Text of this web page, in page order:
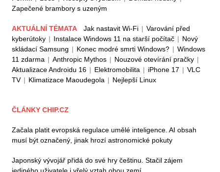
Zapečené brambory s uzeným
AKTUÁLNÍ TÉMATA Jak nastavit Wi-Fi | Varování před
kyberútoky | Instalace Windows 11 na starší počítač | Nový
skládací Samsung | Konec modré smrti Windows? | Windows
11 zdarma | Anthropic Mythos | Nouzové otevírání pračky |
Aktualizace Androidu 16 | Elektromobilita | iPhone 17 | VLC
TV | Klimatizace Maoudegola | Nejlepší Linux
ČLÁNKY CHIP.CZ
Začala platit evropská regulace umělé inteligence. AI obsah
musí být označený, jinak hrozí astronomické pokuty
Japonský vývojář přidá do své hry češtinu. Stačil zájem